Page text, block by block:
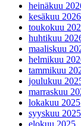
heinäkuu
kesäkuu 2026
toukokuu
huhtikuu
maaliskuu
helmikuu
tammikuu
joulukuu
marraskuu
lokakuu 2025
syyskuu 2025
elokuu 2025